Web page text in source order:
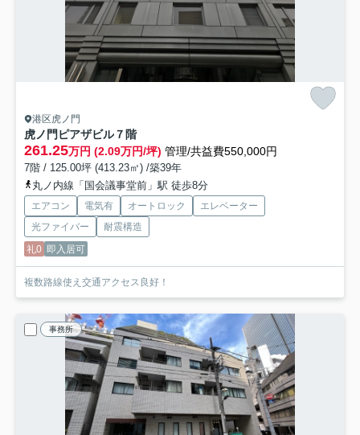
港区虎ノ門
虎ノ門ピアザビル７階
261.25万円 (2.09万円/坪) 管理/共益費550,000円
7階 / 125.00坪 (413.23㎡) /築39年
丸ノ内線「国会議事堂前」駅 徒歩8分
エアコン 電気有 オートロック
エレベーター
光ファイバー
耐震構造
礼0 即入居可
複数路線使え交通アクセス良好！
事務所